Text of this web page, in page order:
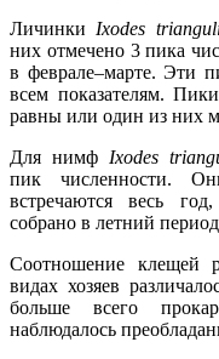
Личинки Ixodes
них отмечено 3 пика
в феврале–марте. Эти
всем показателям.
равны или один из них
Для нимф Ixodes
пик численности.
встречаются весь
собрано в летний
Соотношение клещей
видах хозяев
больше всего
наблюдалось